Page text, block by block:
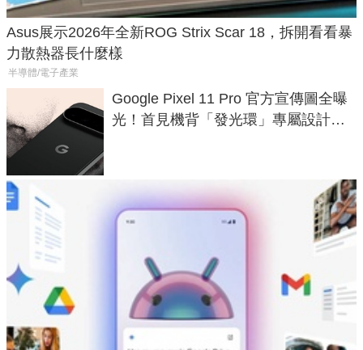
Asus展示2026年全新ROG Strix Scar 18，拆開看看暴
力散熱器長什麼樣
半導體/電子產業
Google Pixel 11 Pro 官方宣傳圖全曝
光！首見機背「發光環」專屬設計、